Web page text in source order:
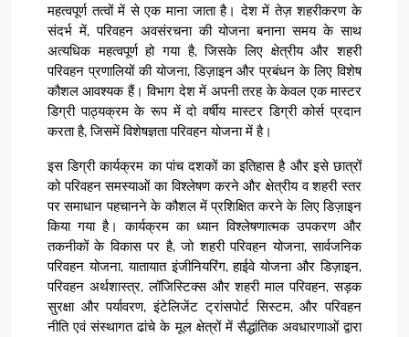
महत्वपूर्ण तत्वों में से एक माना जाता है। देश में तेज़ शहरीकरण के
संदर्भ में, परिवहन अवसंरचना की योजना बनाना समय के साथ
अत्यधिक महत्वपूर्ण हो गया है, जिसके लिए क्षेत्रीय और शहरी
परिवहन प्रणालियों की योजना, डिज़ाइन और प्रबंधन के लिए विशेष
कौशल आवश्यक हैं। विभाग देश में अपनी तरह के केवल एक मास्टर
डिग्री पाठ्यक्रम के रूप में दो वर्षीय मास्टर डिग्री कोर्स प्रदान
करता है, जिसमें विशेषज्ञता परिवहन योजना में है।
इस डिग्री कार्यक्रम का पांच दशकों का इतिहास है और इसे छात्रों
को परिवहन समस्याओं का विश्लेषण करने और क्षेत्रीय व शहरी स्तर
पर समाधान पहचानने के कौशल में प्रशिक्षित करने के लिए डिज़ाइन
किया गया है। कार्यक्रम का ध्यान विश्लेषणात्मक उपकरण और
तकनीकों के विकास पर है, जो शहरी परिवहन योजना, सार्वजनिक
परिवहन योजना, यातायात इंजीनियरिंग, हाईवे योजना और डिज़ाइन,
परिवहन अर्थशास्त्र, लॉजिस्टिक्स और शहरी माल परिवहन, सड़क
सुरक्षा और पर्यावरण, इंटेलिजेंट ट्रांसपोर्ट सिस्टम, और परिवहन
नीति एवं संस्थागत ढांचे के मूल क्षेत्रों में सैद्धांतिक अवधारणाओं द्वारा